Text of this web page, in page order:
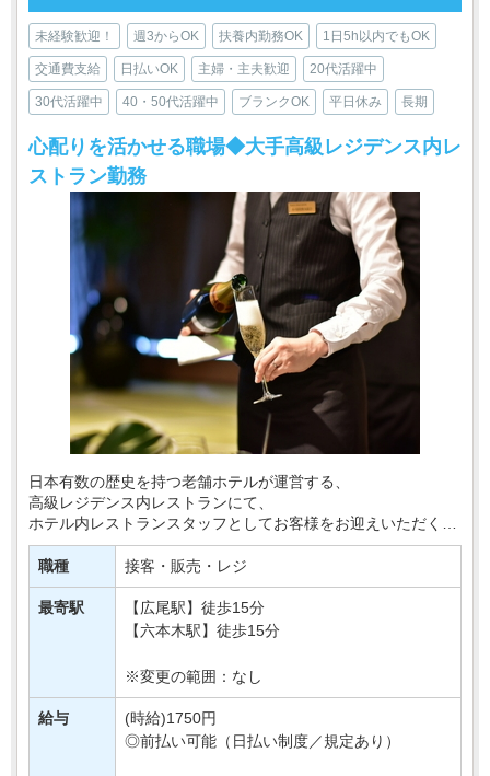
未経験歓迎！ 週3からOK 扶養内勤務OK 1日5h以内でもOK
交通費支給 日払いOK 主婦・主夫歓迎 20代活躍中
30代活躍中 40・50代活躍中 ブランクOK 平日休み 長期
心配りを活かせる職場◆大手高級レジデンス内レ
ストラン勤務
日本有数の歴史を持つ老舗ホテルが運営する、
高級レジデンス内レストランにて、
ホテル内レストランスタッフとしてお客様をお迎えいただくお
仕事です。
これまでの接客スキルを、ワンランク上の環境で発揮し
ま・・・
職種 接客・販売・レジ
最寄駅
【広尾駅】徒歩15分
【六本木駅】徒歩15分
※変更の範囲：なし
給与
(時給)1750円
◎前払い可能（日払い制度／規定あり）